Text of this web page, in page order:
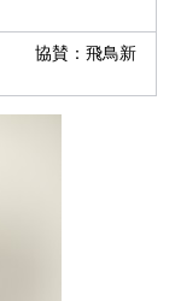
協賛：飛鳥新